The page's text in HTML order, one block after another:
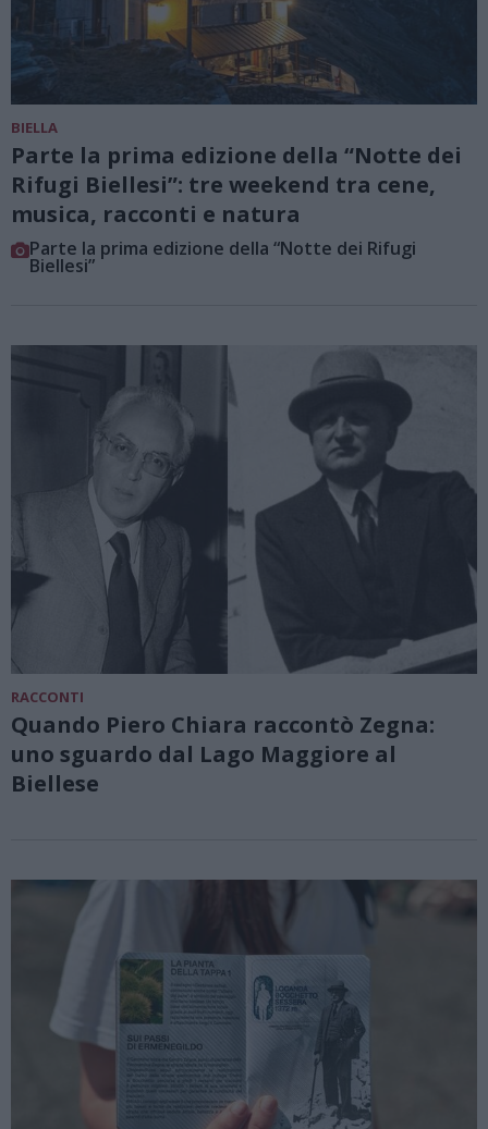
BIELLA
Parte la prima edizione della “Notte dei
Rifugi Biellesi”: tre weekend tra cene,
musica, racconti e natura
Parte la prima edizione della “Notte dei Rifugi
Biellesi”
RACCONTI
Quando Piero Chiara raccontò Zegna:
uno sguardo dal Lago Maggiore al
Biellese